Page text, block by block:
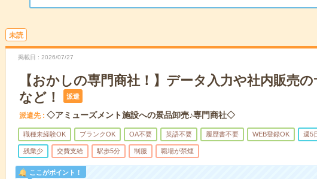
未読
掲載日 2026/07/27
【おかしの専門商社！】データ入力や社内販売の
など！
派遣
派遣先 ◇アミューズメント施設への景品卸売♪専門商社◇
職種未経験OK ブランクOK OA不要 英語不要 履歴書不要 WEB登録OK 週5
残業少 交費支給 駅歩5分 制服 職場が禁煙
ここがポイント！